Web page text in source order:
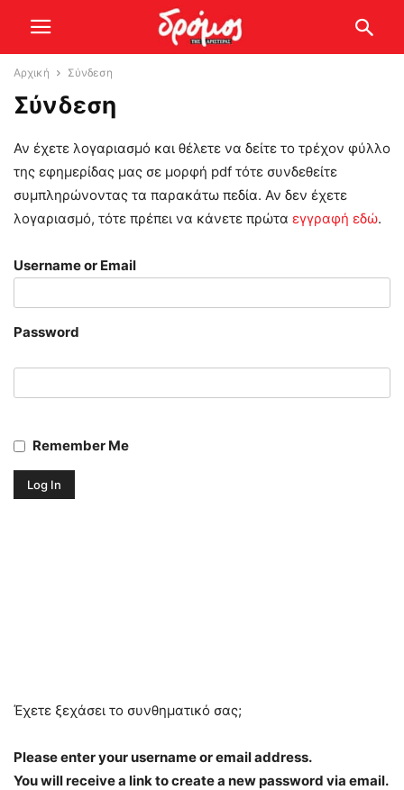
Αρχική Σύνδεση
Σύνδεση
Αν έχετε λογαριασμό και θέλετε να δείτε το τρέχον φύλλο
της εφημερίδας μας σε μορφή pdf τότε συνδεθείτε
συμπληρώνοντας τα παρακάτω πεδία. Αν δεν έχετε
λογαριασμό, τότε πρέπει να κάνετε πρώτα εγγραφή εδώ.
Username or Email
Password
Remember Me
Έχετε ξεχάσει το συνθηματικό σας;
Please enter your username or email address.
You will receive a link to create a new password via email.